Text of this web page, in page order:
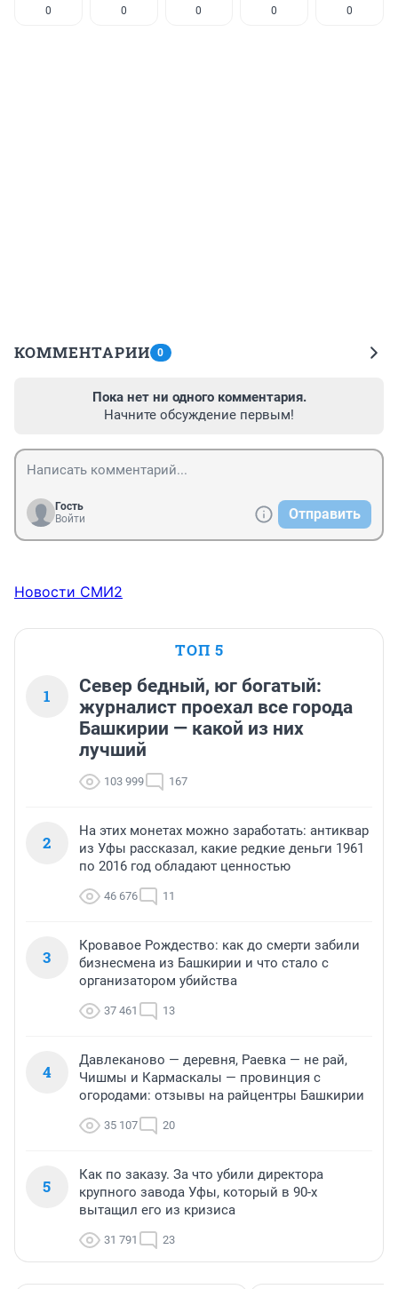
0 0 0 0 0
КОММЕНТАРИИ 0
Пока нет ни одного комментария.
Начните обсуждение первым!
Гость
Войти
Отправить
Новости СМИ2
ТОП 5
1
Север бедный, юг богатый:
журналист проехал все города
Башкирии — какой из них
лучший
103 999 167
2
На этих монетах можно заработать: антиквар
из Уфы рассказал, какие редкие деньги 1961
по 2016 год обладают ценностью
46 676 11
3
Кровавое Рождество: как до смерти забили
бизнесмена из Башкирии и что стало с
организатором убийства
37 461 13
4
Давлеканово — деревня, Раевка — не рай,
Чишмы и Кармаскалы — провинция с
огородами: отзывы на райцентры Башкирии
35 107 20
5
Как по заказу. За что убили директора
крупного завода Уфы, который в 90-х
вытащил его из кризиса
31 791 23